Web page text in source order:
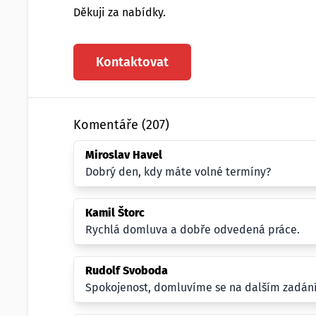
Děkuji za nabídky.
Kontaktovat
Komentáře (207)
Miroslav Havel
Dobrý den, kdy máte volné termíny?
Kamil Štorc
Rychlá domluva a dobře odvedená práce.
Rudolf Svoboda
Spokojenost, domluvíme se na dalším